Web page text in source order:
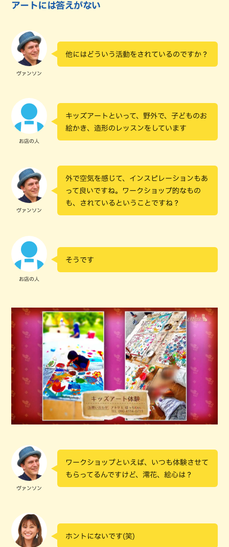
アートには答えがない
ヴァンソン
他にはどういう活動をされているのですか？
お店の人
キッズアートといって、野外で、子どものお
絵かき、造形のレッスンをしています
ヴァンソン
外で空気を感じて、インスピレーションもあ
って良いですね。ワークショップ的なもの
も、されているということですね？
お店の人
そうです
ヴァンソン
ワークショップといえば、いつも体験させて
もらってるんですけど、澪花、絵心は？
ホントにないです(笑)